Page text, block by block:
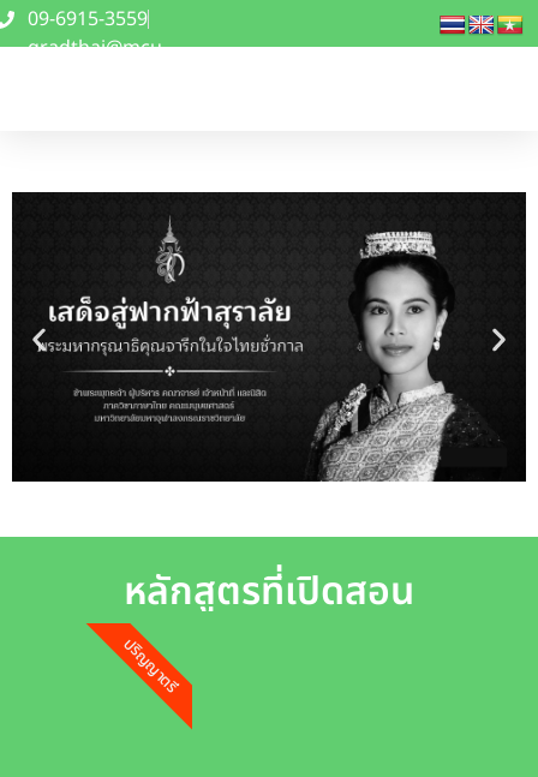
09-6915-3559
gradthai@mcu
หลักสูตรที่เปิดสอน
ปริญญาตรี